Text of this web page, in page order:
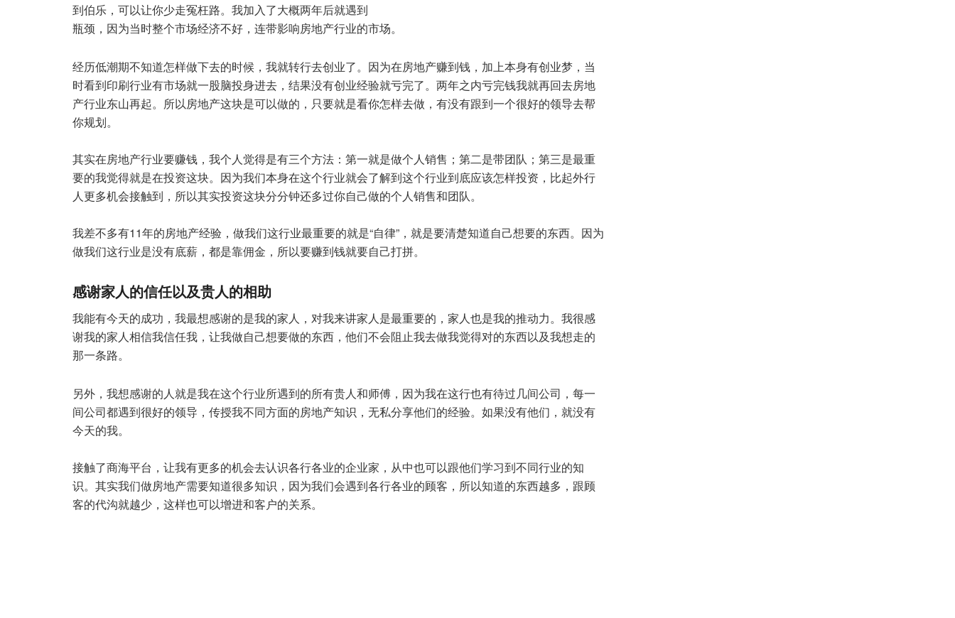
到伯乐，可以让你少走冤枉路。我加入了大概两年后就遇到
瓶颈，因为当时整个市场经济不好，连带影响房地产行业的市场。
经历低潮期不知道怎样做下去的时候，我就转行去创业了。因为在房地产赚到钱，加上本身有创业梦，当
时看到印刷行业有市场就一股脑投身进去，结果没有创业经验就亏完了。两年之内亏完钱我就再回去房地
产行业东山再起。所以房地产这块是可以做的，只要就是看你怎样去做，有没有跟到一个很好的领导去帮
你规划。
其实在房地产行业要赚钱，我个人觉得是有三个方法：第一就是做个人销售；第二是带团队；第三是最重
要的我觉得就是在投资这块。因为我们本身在这个行业就会了解到这个行业到底应该怎样投资，比起外行
人更多机会接触到，所以其实投资这块分分钟还多过你自己做的个人销售和团队。
我差不多有11年的房地产经验，做我们这行业最重要的就是“自律”，就是要清楚知道自己想要的东西。因为
做我们这行业是没有底薪，都是靠佣金，所以要赚到钱就要自己打拼。
感谢家人的信任以及贵人的相助
我能有今天的成功，我最想感谢的是我的家人，对我来讲家人是最重要的，家人也是我的推动力。我很感
谢我的家人相信我信任我，让我做自己想要做的东西，他们不会阻止我去做我觉得对的东西以及我想走的
那一条路。
另外，我想感谢的人就是我在这个行业所遇到的所有贵人和师傅，因为我在这行也有待过几间公司，每一
间公司都遇到很好的领导，传授我不同方面的房地产知识，无私分享他们的经验。如果没有他们，就没有
今天的我。
接触了商海平台，让我有更多的机会去认识各行各业的企业家，从中也可以跟他们学习到不同行业的知
识。其实我们做房地产需要知道很多知识，因为我们会遇到各行各业的顾客，所以知道的东西越多，跟顾
客的代沟就越少，这样也可以增进和客户的关系。